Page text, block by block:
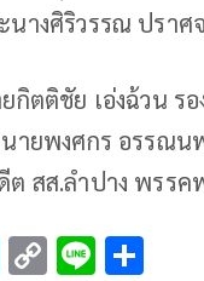
นางศิริวรรณ ปราศ
ยกิตติชัย เอ่งฉ้วน
ายพงศกร อรรณน
ต สส.ลำปาง พรร
T C Li